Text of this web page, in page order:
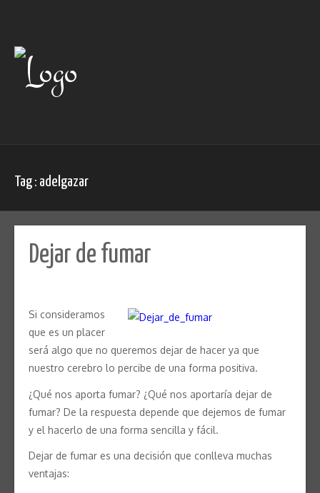
Tag : adelgazar
Dejar de fumar
Si consideramos
que es un placer
será algo que no queremos dejar de hacer ya que
nuestro cerebro lo percibe de una forma positiva.
¿Qué nos aporta fumar? ¿Qué nos aportaría dejar de
fumar? De la respuesta depende que dejemos de fumar
y el hacerlo de una forma sencilla y fácil.
Dejar de fumar es una decisión que conlleva muchas
ventajas: